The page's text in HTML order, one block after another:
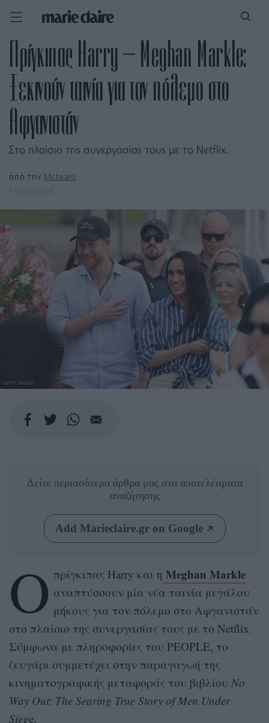
Πρίγκιπας Harry – Meghan Markle:
Ξεκινούν ταινία για τον πόλεμο στο
Αφγανιστάν
Στο πλαίσιο της συνεργασίας τους με το Netflix.
από την Mcteam
GETTY IMAGES
Δείτε περισσότερα άρθρα μας στα αποτελέσματα
αναζήτησης
Add Marieclaire.gr on Google
Ο πρίγκιπας Harry και η Meghan Markle
αναπτύσσουν μία νέα ταινία μεγάλου
μήκους για τον πόλεμο στο Αφγανιστάν
στο πλαίσιο της συνεργασίας τους με το Netflix.
Σύμφωνα με πληροφορίες του PEOPLE, το
ζευγάρι συμμετέχει στην παραγαγωή της
κινηματογραφικής μεταφοράς του βιβλίου No
Way Out: The Searing True Story of Men Under
Siege.